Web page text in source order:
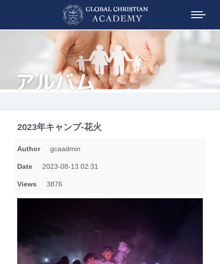
アルバム
2023年キャンプ-花火
Author gcaadmin
Date 2023-08-13 02:31
Views 3876